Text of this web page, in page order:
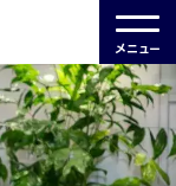
メニュー